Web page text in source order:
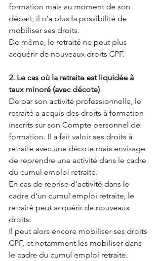
formation mais au moment de son
départ, il n’a plus la possibilité de
mobiliser ses droits.
De même, le retraité ne peut plus
acquérir de nouveaux droits CPF.
2. Le cas où la retraite est liquidée à
taux minoré (avec décote)
De par son activité professionnelle, le
retraité a acquis des droits à formation
inscrits sur son Compte personnel de
formation. Il a fait valoir ses droits à
retraite avec une décote mais envisage
de reprendre une activité dans le cadre
du cumul emploi retraite.
En cas de reprise d’activité dans le
cadre d’un cumul emploi retraite, le
retraité peut acquérir de nouveaux
droits.
Il peut alors encore mobiliser ses droits
CPF, et notamment les mobiliser dans
le cadre du cumul emploi retraite.